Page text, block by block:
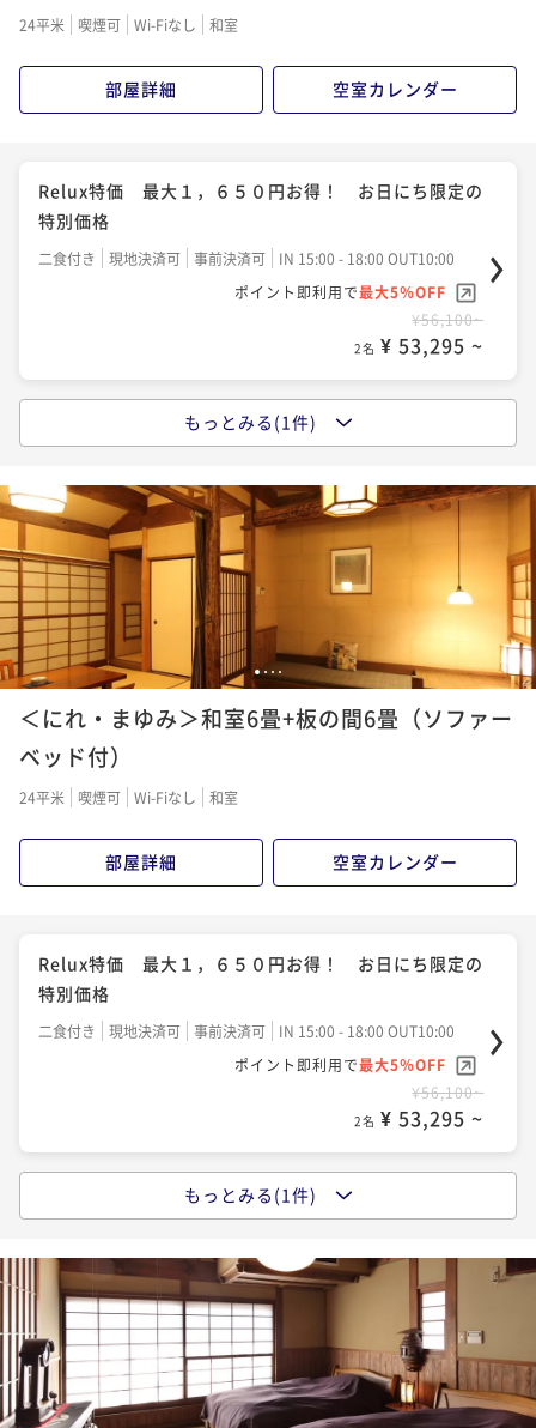
24平米 喫煙可 Wi-Fiなし 和室
部屋詳細 空室カレンダー
Relux特価 最大１，６５０円お得！ お日にち限定の
特別価格
二食付き 現地決済可 事前決済可
IN 15:00 - 18:00 OUT10:00
ポイント即利用で最大5％OFF
¥56,100~
2名 ¥ 53,295 ~
こだわりの創作会席を堪能するワンドリンク付 温泉旅
二食付き 現地決済可 事前決済可
IN 15:00 - 18:00 OUT11:00
ポイント即利用で最大5％OFF
2名 ¥ 56,430 ~
もっとみる(1件)
12 3 4
＜にれ・まゆみ＞和室6畳+板の間6畳（ソファー
ベッド付）
24平米 喫煙可 Wi-Fiなし 和室
部屋詳細 空室カレンダー
Relux特価 最大１，６５０円お得！ お日にち限定の
特別価格
二食付き 現地決済可 事前決済可
IN 15:00 - 18:00 OUT10:00
ポイント即利用で最大5％OFF
¥56,100~
2名 ¥ 53,295 ~
こだわりの創作会席を堪能するワンドリンク付 温泉旅
二食付き 現地決済可 事前決済可
IN 15:00 - 18:00 OUT11:00
ポイント即利用で
最大5％OFF
¥59,400~
¥ 56,430 ~
もっとみる(1件)